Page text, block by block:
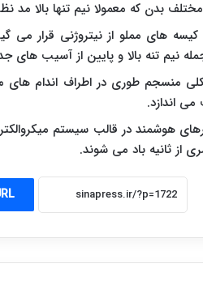
بدن که معمولا نیم تنها بالا مد
های مملو از نیتروژنی قرار می
نیم تنه بالا و پایین از آسیب های
هوا به شکلی منسجم طوری در اطراف
اندازد.
هوشمند در قالب سیستم
ثانیه باد می شوند.